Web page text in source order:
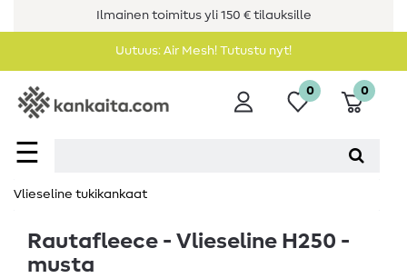
Ilmainen toimitus yli 150 € tilauksille
Uutuus: Air Mesh! Tutustu nyt!
☰
0 0
Vlieseline tukikankaat
Rautafleece - Vlieseline H250 -
musta